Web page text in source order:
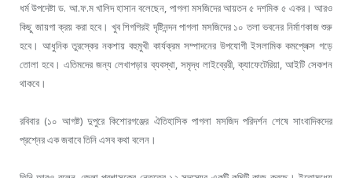
ধর্ম উপদেষ্টা ড. আ.ফ.ম খালিদ হাসান বলেছেন, পাগলা মসজিদের আয়তন ৫ দশমিক ৫ একর। আরও
কিছু জায়গা ক্রয় করা হবে। খুব শিগগিরই দৃষ্টিনন্দন পাগলা মসজিদের ১০ তলা ভবনের নির্মাণকাজ শুরু
হবে। আধুনিক তুরস্কের নকশায় বহুমুখী কার্যক্রম সম্পাদনের উপযোগী ইসলামিক কমপ্লেক্স গড়ে
তোলা হবে। এতিমদের জন্য লেখাপড়ার ব্যবস্থা, সমৃদ্ধ লাইব্রেরী, ক্যাফেটেরিয়া, আইটি সেকশন
থাকবে।
রবিবার (১০ আগষ্ট) দুপুরে কিশোরগঞ্জের ঐতিহাসিক পাগলা মসজিদ পরিদর্শন শেষে সাংবাদিকদের
প্রশ্নের এক জবাবে তিনি এসব কথা বলেন।